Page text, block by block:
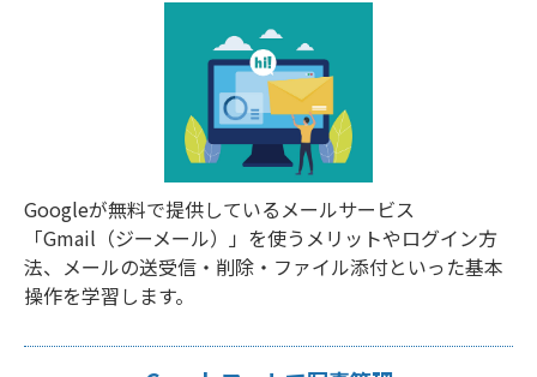
Googleが無料で提供しているメールサービス
「Gmail（ジーメール）」を使うメリットやログイン方
法、メールの送受信・削除・ファイル添付といった基本
操作を学習します。